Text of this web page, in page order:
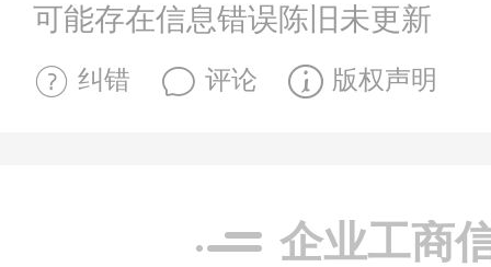
可能存在信息错误陈旧未更新
纠错 评论 版权声明
企业工商